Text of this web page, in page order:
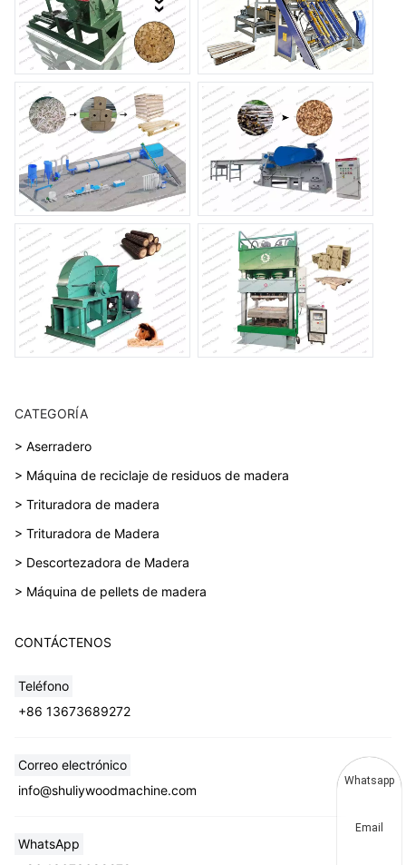
CATEGORÍA
> Aserradero
> Máquina de reciclaje de residuos de madera
> Trituradora de madera
> Trituradora de Madera
> Descortezadora de Madera
> Máquina de pellets de madera
CONTÁCTENOS
Teléfono
+86 13673689272
Correo electrónico
info@shuliywoodmachine.com
WhatsApp
Whatsapp
Email